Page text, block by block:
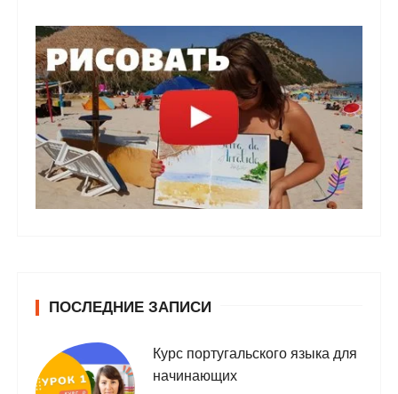
ПОСЛЕДНИЕ ЗАПИСИ
Курс португальского языка для
начинающих